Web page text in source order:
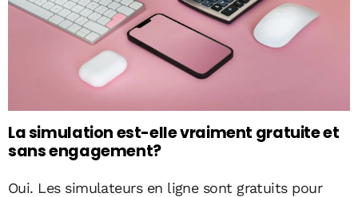
La simulation est-elle vraiment gratuite et
sans engagement?
Oui. Les simulateurs en ligne sont gratuits pour